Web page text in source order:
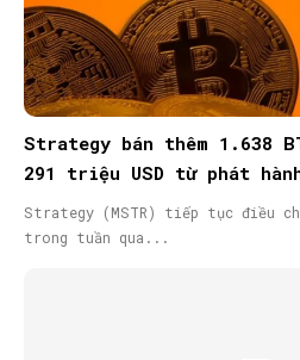
Strategy bán thêm 1.638
291 triệu USD từ phát
Strategy (MSTR) tiếp tục điều
trong tuần qua...